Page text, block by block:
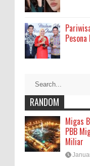
RANDOM
Migas
PBB
Miliar